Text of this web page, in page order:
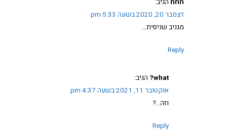
חחח הגיב:
דצמבר 20, 2020 בשעה 5:33 pm
מגניב שניסית…
Reply
what? הגיב:
אוקטובר 11, 2021 בשעה 4:37 pm
וזה..?
Reply